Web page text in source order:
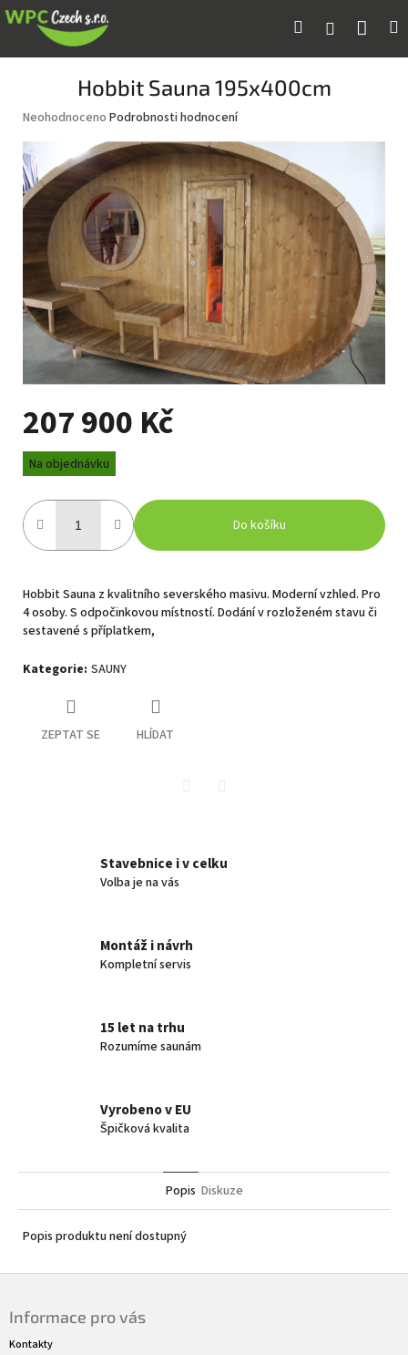
Přejít
na
Hledat Přihlášení
Hobbit Sauna 195x400cm
Průměrné
produktu
je
0,0
z
hvězdiček.
Neohodnoceno Podrobnosti hodnocení
207 900 Kč
Měrná
cena:
Na objednávku
Do košíku
Hobbit Sauna z kvalitního severského masivu. Moderní vzhled. Pro
4 osoby. S odpočinkovou místností. Dodání v rozloženém stavu či
sestavené s příplatkem,
Kategorie: SAUNY
ZEPTAT SE HLÍDAT
Stavebnice i v celku
Volba je na vás
Montáž i návrh
Kompletní servis
15 let na trhu
Rozumíme saunám
Vyrobeno v EU
Špičková kvalita
Popis Diskuze
Popis produktu není dostupný
Informace pro vás
Kontakty